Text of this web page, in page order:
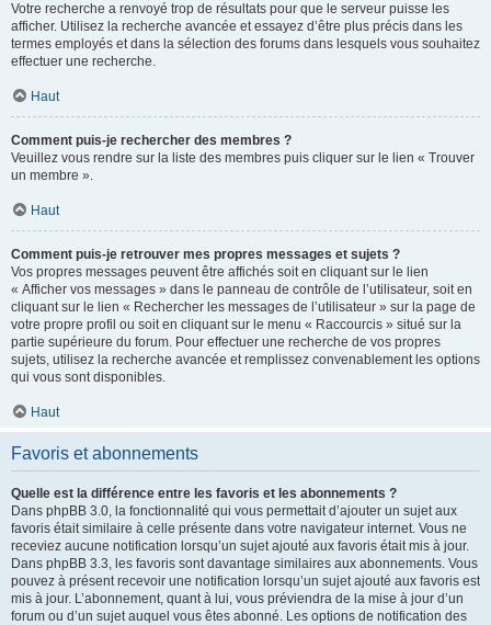
Votre recherche a renvoyé trop de résultats pour que le serveur puisse les
afficher. Utilisez la recherche avancée et essayez d’être plus précis dans les
termes employés et dans la sélection des forums dans lesquels vous souhaitez
effectuer une recherche.
Haut
Comment puis-je rechercher des membres ?
Veuillez vous rendre sur la liste des membres puis cliquer sur le lien « Trouver
un membre ».
Haut
Comment puis-je retrouver mes propres messages et sujets ?
Vos propres messages peuvent être affichés soit en cliquant sur le lien
« Afficher vos messages » dans le panneau de contrôle de l’utilisateur, soit en
cliquant sur le lien « Rechercher les messages de l’utilisateur » sur la page de
votre propre profil ou soit en cliquant sur le menu « Raccourcis » situé sur la
partie supérieure du forum. Pour effectuer une recherche de vos propres
sujets, utilisez la recherche avancée et remplissez convenablement les options
qui vous sont disponibles.
Haut
Favoris et abonnements
Quelle est la différence entre les favoris et les abonnements ?
Dans phpBB 3.0, la fonctionnalité qui vous permettait d’ajouter un sujet aux
favoris était similaire à celle présente dans votre navigateur internet. Vous ne
receviez aucune notification lorsqu’un sujet ajouté aux favoris était mis à jour.
Dans phpBB 3.3, les favoris sont davantage similaires aux abonnements. Vous
pouvez à présent recevoir une notification lorsqu’un sujet ajouté aux favoris est
mis à jour. L’abonnement, quant à lui, vous préviendra de la mise à jour d’un
forum ou d’un sujet auquel vous êtes abonné. Les options de notification des